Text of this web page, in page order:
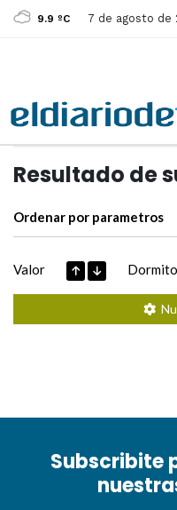
9.9 ºC 7 de agosto de
Resultado de
Ordenar por parametros
Valor
Subscribite